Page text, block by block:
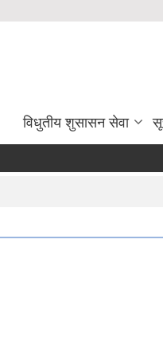
विधुतीय शुसासन सेवा